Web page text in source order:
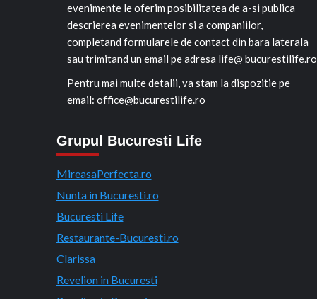
evenimente le oferim posibilitatea de a-si publica
descrierea evenimentelor si a companiilor,
completand formularele de contact din bara laterala
sau trimitand un email pe adresa life@ bucurestilife.ro
Pentru mai multe detalii, va stam la dispozitie pe
email: office@bucurestilife.ro
Grupul Bucuresti Life
MireasaPerfecta.ro
Nunta in Bucuresti.ro
Bucuresti Life
Restaurante-Bucuresti.ro
Clarissa
Revelion in Bucuresti